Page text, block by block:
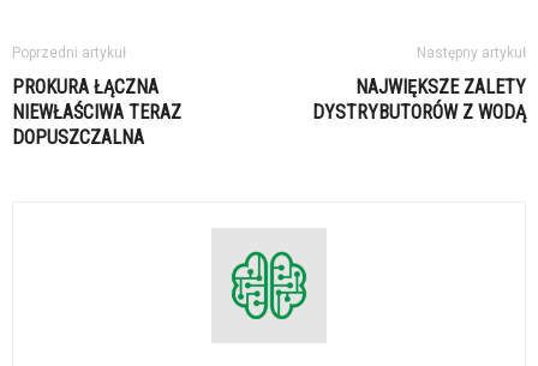
Poprzedni artykuł
PROKURA ŁĄCZNA
NIEWŁAŚCIWA TERAZ
DOPUSZCZALNA
Następny artykuł
NAJWIĘKSZE ZALETY
DYSTRYBUTORÓW Z WODĄ